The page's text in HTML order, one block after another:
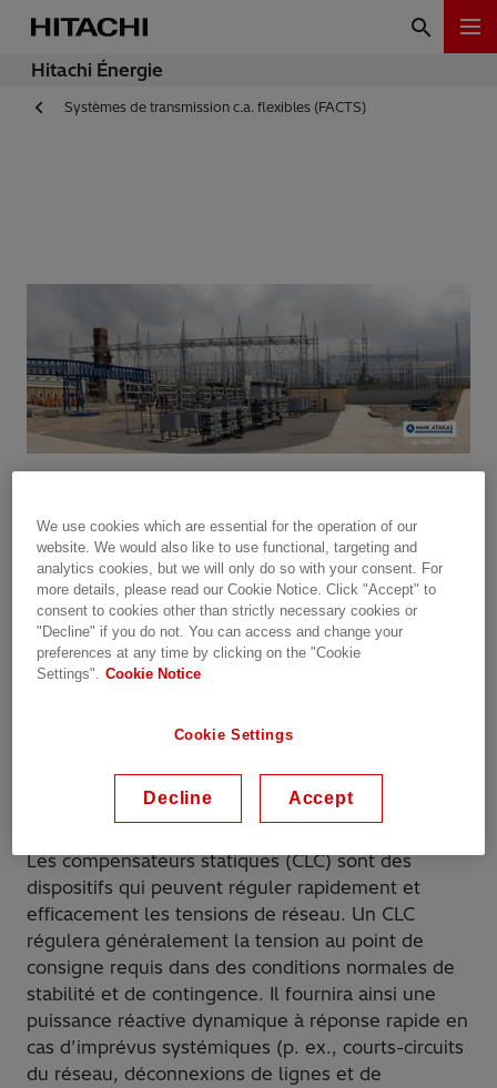
Hitachi Énergie
Systèmes de transmission c.a. flexibles (FACTS)
Compensateurs Var
statiques (SVC)
Les compensateurs statiques (CLC) sont des
dispositifs qui peuvent réguler rapidement et
efficacement les tensions de réseau. Un CLC
régulera généralement la tension au point de
consigne requis dans des conditions normales de
stabilité et de contingence. Il fournira ainsi une
puissance réactive dynamique à réponse rapide en
cas d’imprévus systémiques (p. ex., courts-circuits
du réseau, déconnexions de lignes et de
We use cookies which are essential for the operation of our
website. We would also like to use functional, targeting and
analytics cookies, but we will only do so with your consent. For
more details, please read our Cookie Notice. Click "Accept" to
consent to cookies other than strictly necessary cookies or
"Decline" if you do not. You can access and change your
preferences at any time by clicking on the "Cookie
Settings".
Cookie Notice
Cookie Settings
Decline Accept